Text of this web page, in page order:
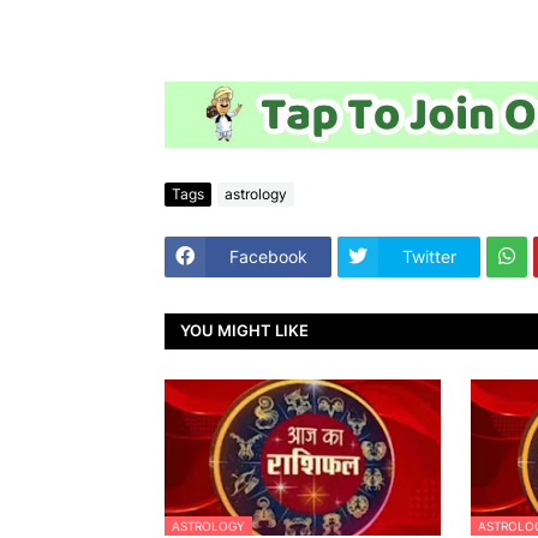
Tags astrology
Facebook Twitter
YOU MIGHT LIKE
ASTROLOGY